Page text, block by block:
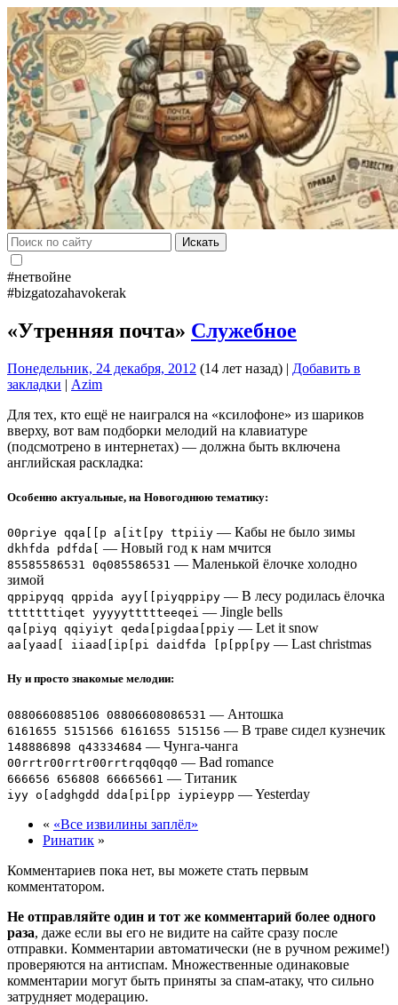
Искать
#нетвойне
#bizgatozahavokerak
«Утренняя почта» Служебное
Понедельник, 24 декабря, 2012 (14 лет назад) | Добавить в
закладки | Azim
Для тех, кто ещё не наигрался на «ксилофоне» из шариков
вверху, вот вам подборки мелодий на клавиатуре
(подсмотрено в интернетах) — должна быть включена
английская раскладка:
Особенно актуальные, на Новогоднюю тематику:
00priye qqa[[p a[it[py ttpiiy — Кабы не было зимы
dkhfda pdfda[ — Новый год к нам мчится
85585586531 0q085586531 — Маленькой ёлочке холодно
зимой
qppipyqq qppida ayy[[piyqppipy — В лесу родилась ёлочка
tttttttiqet yyyyyttttteeqei — Jingle bells
qa[piyq qqiyiyt qeda[pigdaa[ppiy — Let it snow
aa[yaad[ iiaad[ip[pi daidfda [p[pp[py — Last christmas
Ну и просто знакомые мелодии:
0880660885106 08806608086531 — Антошка
6161655 5151566 6161655 515156 — В траве сидел кузнечик
148886898 q43334684 — Чунга-чанга
00rrtr00rrtr00rrtrqq0qq0 — Bad romance
666656 656808 66665661 — Титаник
iyy o[adghgdd dda[pi[pp iypieypp — Yesterday
« «Все извилины заплёл»
Ринатик »
Комментариев пока нет, вы можете стать первым
комментатором.
Не отправляйте один и тот же комментарий более одного
раза, даже если вы его не видите на сайте сразу после
отправки. Комментарии автоматически (не в ручном режиме!)
проверяются на антиспам. Множественные одинаковые
комментарии могут быть приняты за спам-атаку, что сильно
затрудняет модерацию.